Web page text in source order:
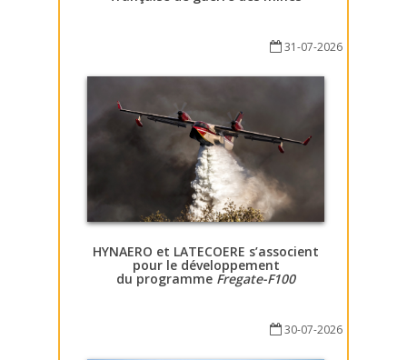
31-07-2026
HYNAERO et LATECOERE s’associent
pour le développement
du programme Fregate-F100
30-07-2026